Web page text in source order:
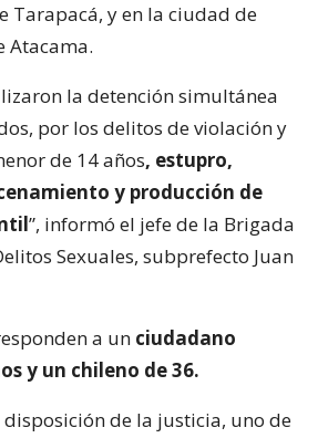
Tarapacá, y en la ciudad de
Atacama.
la detención simultánea
por los delitos de violación y
de 14 años, estupro,
y producción de
”, informó el jefe de la Brigada
Sexuales, subprefecto Juan
a un ciudadano
y un chileno de 36.
disposición de la justicia, uno de